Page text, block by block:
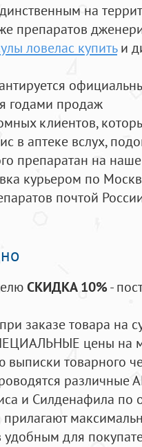
на
препаратов
ловелас купитьи
годами продаж
клиентов,
в аптеке вслух,
препаратан на
курьером по
почтой
СКИДКА 10%-
при заказе товара на
цены на
выписки товарного
и Силденафила по
для